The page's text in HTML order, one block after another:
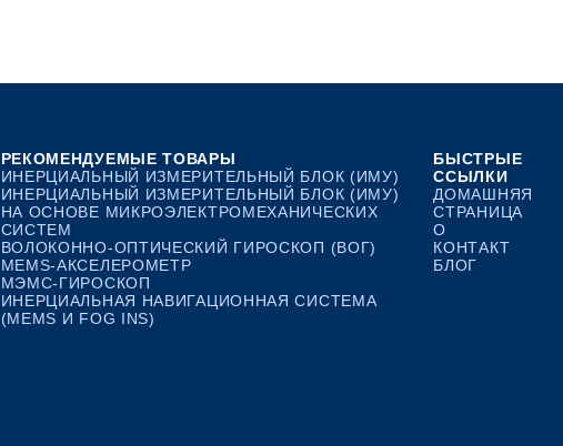
РЕКОМЕНДУЕМЫЕ ТОВАРЫ
ИНЕРЦИАЛЬНЫЙ ИЗМЕРИТЕЛЬНЫЙ БЛОК (ИМУ)
ИНЕРЦИАЛЬНЫЙ ИЗМЕРИТЕЛЬНЫЙ БЛОК (ИМУ)
НА ОСНОВЕ МИКРОЭЛЕКТРОМЕХАНИЧЕСКИХ
СИСТЕМ
ВОЛОКОННО-ОПТИЧЕСКИЙ ГИРОСКОП (ВОГ)
MEMS-АКСЕЛЕРОМЕТР
МЭМС-ГИРОСКОП
ИНЕРЦИАЛЬНАЯ НАВИГАЦИОННАЯ СИСТЕМА
(MEMS И FOG INS)
БЫСТРЫЕ
ССЫЛКИ
ДОМАШНЯЯ
СТРАНИЦА
О
КОНТАКТ
БЛОГ